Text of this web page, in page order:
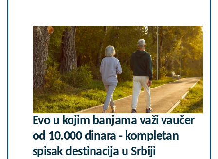
Evo u kojim banjama važi vaučer
od 10.000 dinara - kompletan
spisak destinacija u Srbiji